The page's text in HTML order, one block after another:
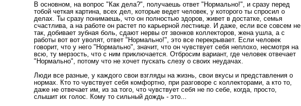
В основном, на вопрос "Как дела?", получаешь ответ "Нормально!", и сразу перед
тобой четкая картина, всех дел, которые ведет человек, у которого ты спросил о
делах. Ты сразу понимаешь, что он полностью здоров, живет в достатке, семья
счастлива, а на работе он растет по карьерной лестнице. И даже, если все совсем не
так, добивает зубная боль, сдают нервы от звонков коллекторов, жена ушла, а с
работы вот вот уволят, ответ "Нормально!", это все перекрывает. Если человек
говорит, что у него "Нормально", значит, что он чувствует себя неплохо, несмотря на
всю, ту мерзость, что с ним приключается. Отбросим вариант, где человек отвечает
"Нормально", потому что не хочет пускать слезу о своих неудачах.
Люди все разные, у каждого свои взгляды на жизнь, свои вкусы и представления о
нормах. Кто то чувствует себя комфортно, при разговоре с коллекторами, а кто то,
даже не отвечает им, из за того, что чувствует себя не по себе, когда, просто,
слышит их голос. Кому то сильный дождь - это...